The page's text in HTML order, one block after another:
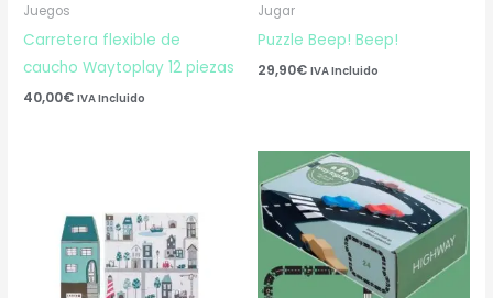
Juegos
Carretera flexible de
caucho Waytoplay 12 piezas
40,00€ IVA Incluido
Jugar
Puzzle Beep! Beep!
29,90€ IVA Incluido